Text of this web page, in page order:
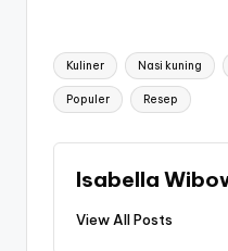
Tags:
Kuliner Nasi kuning
Populer Resep
Isabella
View All Posts